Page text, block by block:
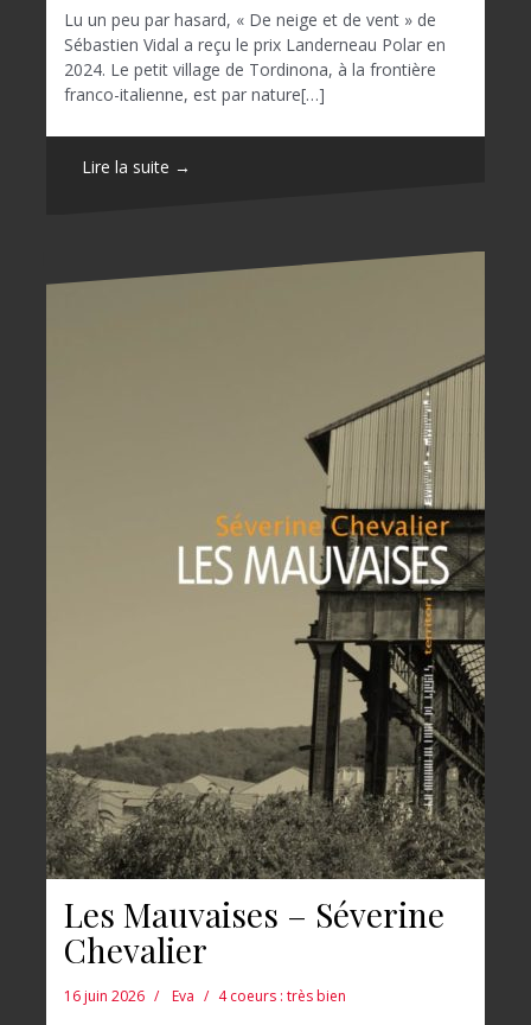
Lu un peu par hasard, « De neige et de vent » de
Sébastien Vidal a reçu le prix Landerneau Polar en
2024. Le petit village de Tordinona, à la frontière
franco-italienne, est par nature[…]
Lire la suite →
Les Mauvaises – Séverine
Chevalier
16 juin 2026 Eva 4 coeurs : très bien